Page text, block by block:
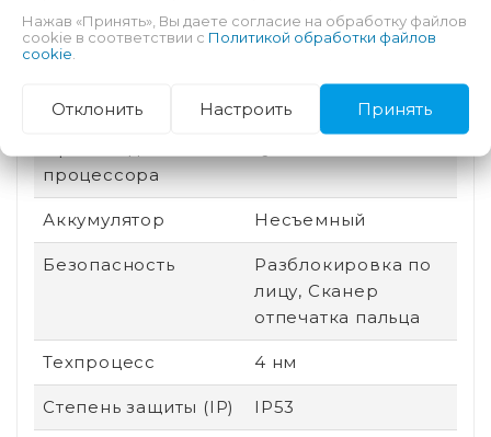
Пыле- и
влагозащита
Есть
Защита от царапин Gorilla Glass 5
процессора
Аккумулятор Несъемный
Безопасность
Разблокировка по
лицу, Сканер
отпечатка пальца
Техпроцесс 4 нм
Степень защиты (IP) IP53
Нажав «Принять», Вы даете согласие на обработку файлов
cookie в соответствии с Политикой обработки файлов
cookie
Отклонить Настроить Принять